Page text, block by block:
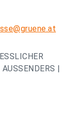
|